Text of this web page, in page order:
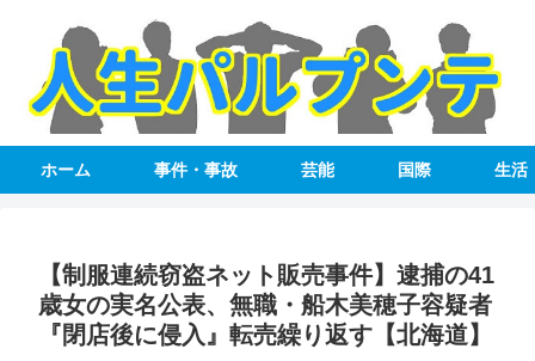
ホーム 事件・事故 芸能 国際 生活
【制服連続窃盗ネット販売事件】逮捕の41
歳女の実名公表、無職・船木美穂子容疑者
『閉店後に侵入』転売繰り返す【北海道】